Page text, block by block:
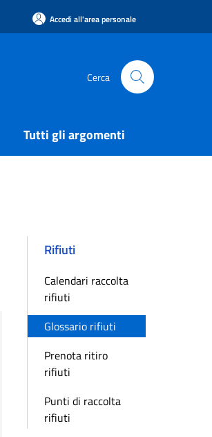
Accedi all'area personale
Cerca
Tutti gli argomenti
Rifiuti
Calendari raccolta
rifiuti
Glossario rifiuti
Prenota ritiro
rifiuti
Punti di raccolta
rifiuti